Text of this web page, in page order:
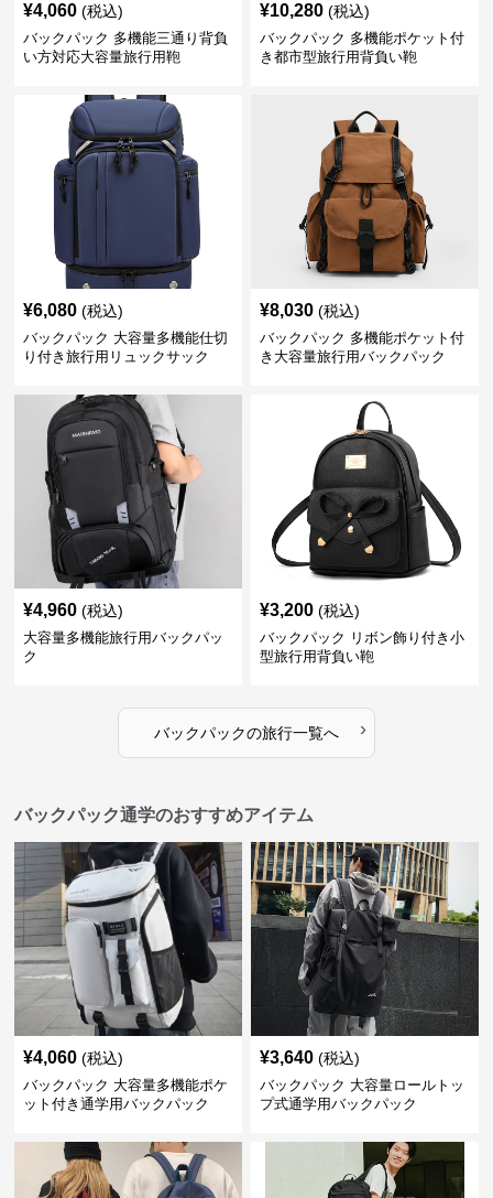
¥4,060 (税込)
バックパック 多機能三通り背負
い方対応大容量旅行用鞄
¥10,280 (税込)
バックパック 多機能ポケット付
き都市型旅行用背負い鞄
¥6,080 (税込)
バックパック 大容量多機能仕切
り付き旅行用リュックサック
¥8,030 (税込)
バックパック 多機能ポケット付
き大容量旅行用バックパック
¥4,960 (税込)
大容量多機能旅行用バックパッ
ク
¥3,200 (税込)
バックパック リボン飾り付き小
型旅行用背負い鞄
バックパックの旅行一覧へ ›
バックパック通学のおすすめアイテム
¥4,060 (税込)
バックパック 大容量多機能ポケ
ット付き通学用バックパック
¥3,640 (税込)
バックパック 大容量ロールトッ
プ式通学用バックパック